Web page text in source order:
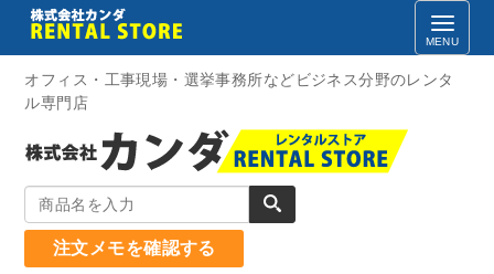
content
オフィス・工事現場・選挙事務所などビジネス分野のレンタ
ル専門店
注文メモを確認する